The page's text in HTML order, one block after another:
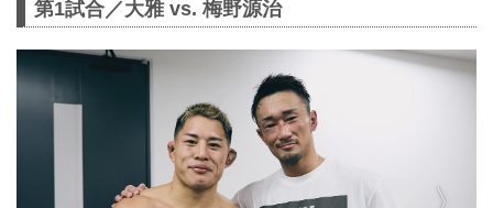
第1試合／大雅 vs. 梅野源治